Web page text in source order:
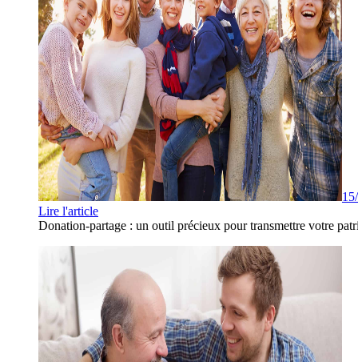
Lire l'article
Donation-partage : un outil précieux pour transmettre votre